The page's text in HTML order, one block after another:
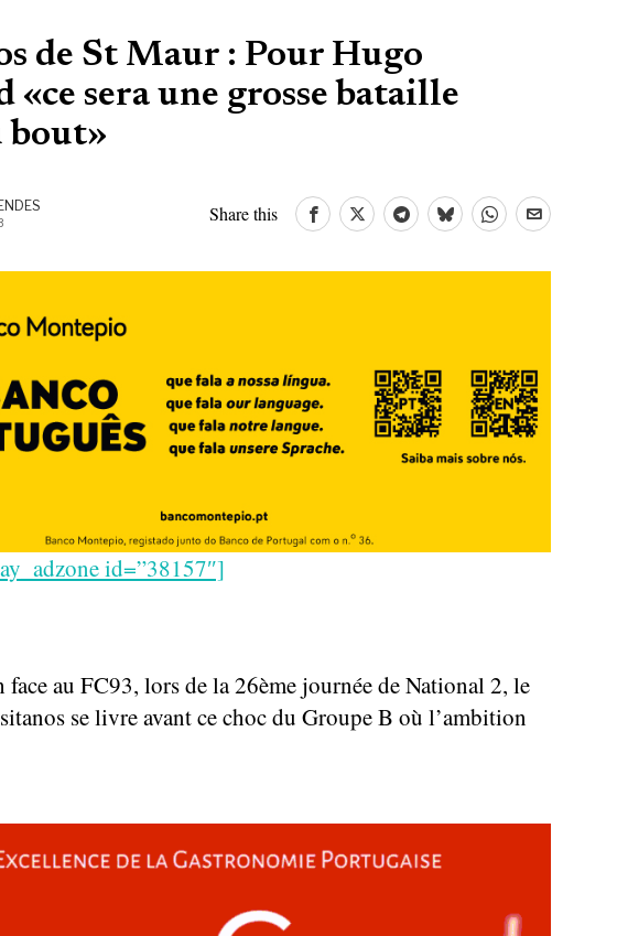
de St Maur : Pour Hugo
«ce sera une grosse bataille
bout»
Share this
id=”38157″]
face au FC93, lors de la 26ème journée de National 2, le
se livre avant ce choc du Groupe B où l’ambition